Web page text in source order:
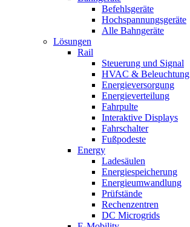
Befehlsgeräte
Hochspannungsgeräte
Alle Bahngeräte
Lösungen
Rail
Steuerung und Signal
HVAC & Beleuchtung
Energieversorgung
Energieverteilung
Fahrpulte
Interaktive Displays
Fahrschalter
Fußpodeste
Energy
Ladesäulen
Energiespeicherung
Energieumwandlung
Prüfstände
Rechenzentren
DC Microgrids